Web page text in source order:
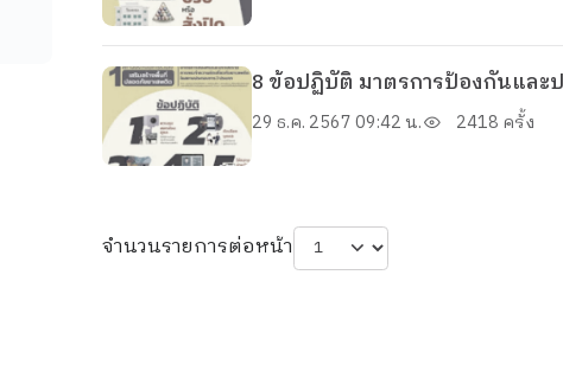
8 ข้อปฏิบัติ มาตรการป้องกันและ
29 ธ.ค. 2567 09:42 น. 2418 ครั้ง
จำนวนรายการต่อหน้า